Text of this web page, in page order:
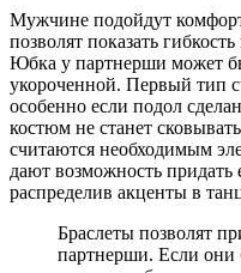
Мужчине подойдут
позволят показать
Юбка у партнерши может
укороченной. Первый тип
особенно если подол
костюм не станет
считаются необходимым
дают возможность придать
распределив акценты в
Браслеты позволят
партнерши. Если они